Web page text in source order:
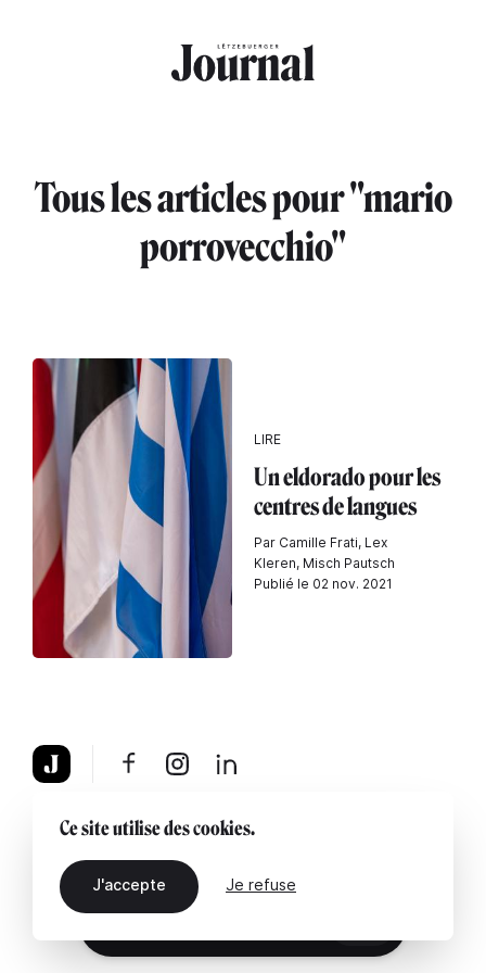
Tous les articles pour "mario
porrovecchio"
LIRE
Un eldorado pour les
centres de langues
Par Camille Frati, Lex
Kleren, Misch Pautsch
Publié le 02 nov. 2021
À propos Mentions légales Contactez-nous
Ce site utilise des cookies.
J'accepte Je refuse